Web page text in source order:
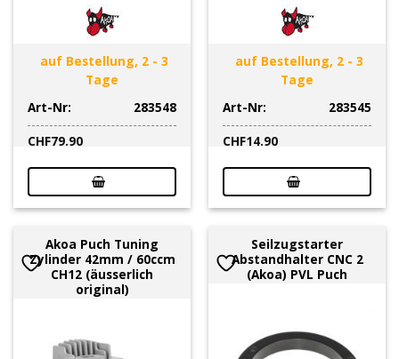
auf Bestellung, 2 - 3
Tage
Art-Nr:
283548
CHF79.90
auf Bestellung, 2 - 3
Tage
Art-Nr:
283545
CHF14.90
Akoa Puch Tuning
Zylinder 42mm / 60ccm
CH12 (äusserlich
original)
Seilzugstarter
Abstandhalter CNC 2
(Akoa) PVL Puch